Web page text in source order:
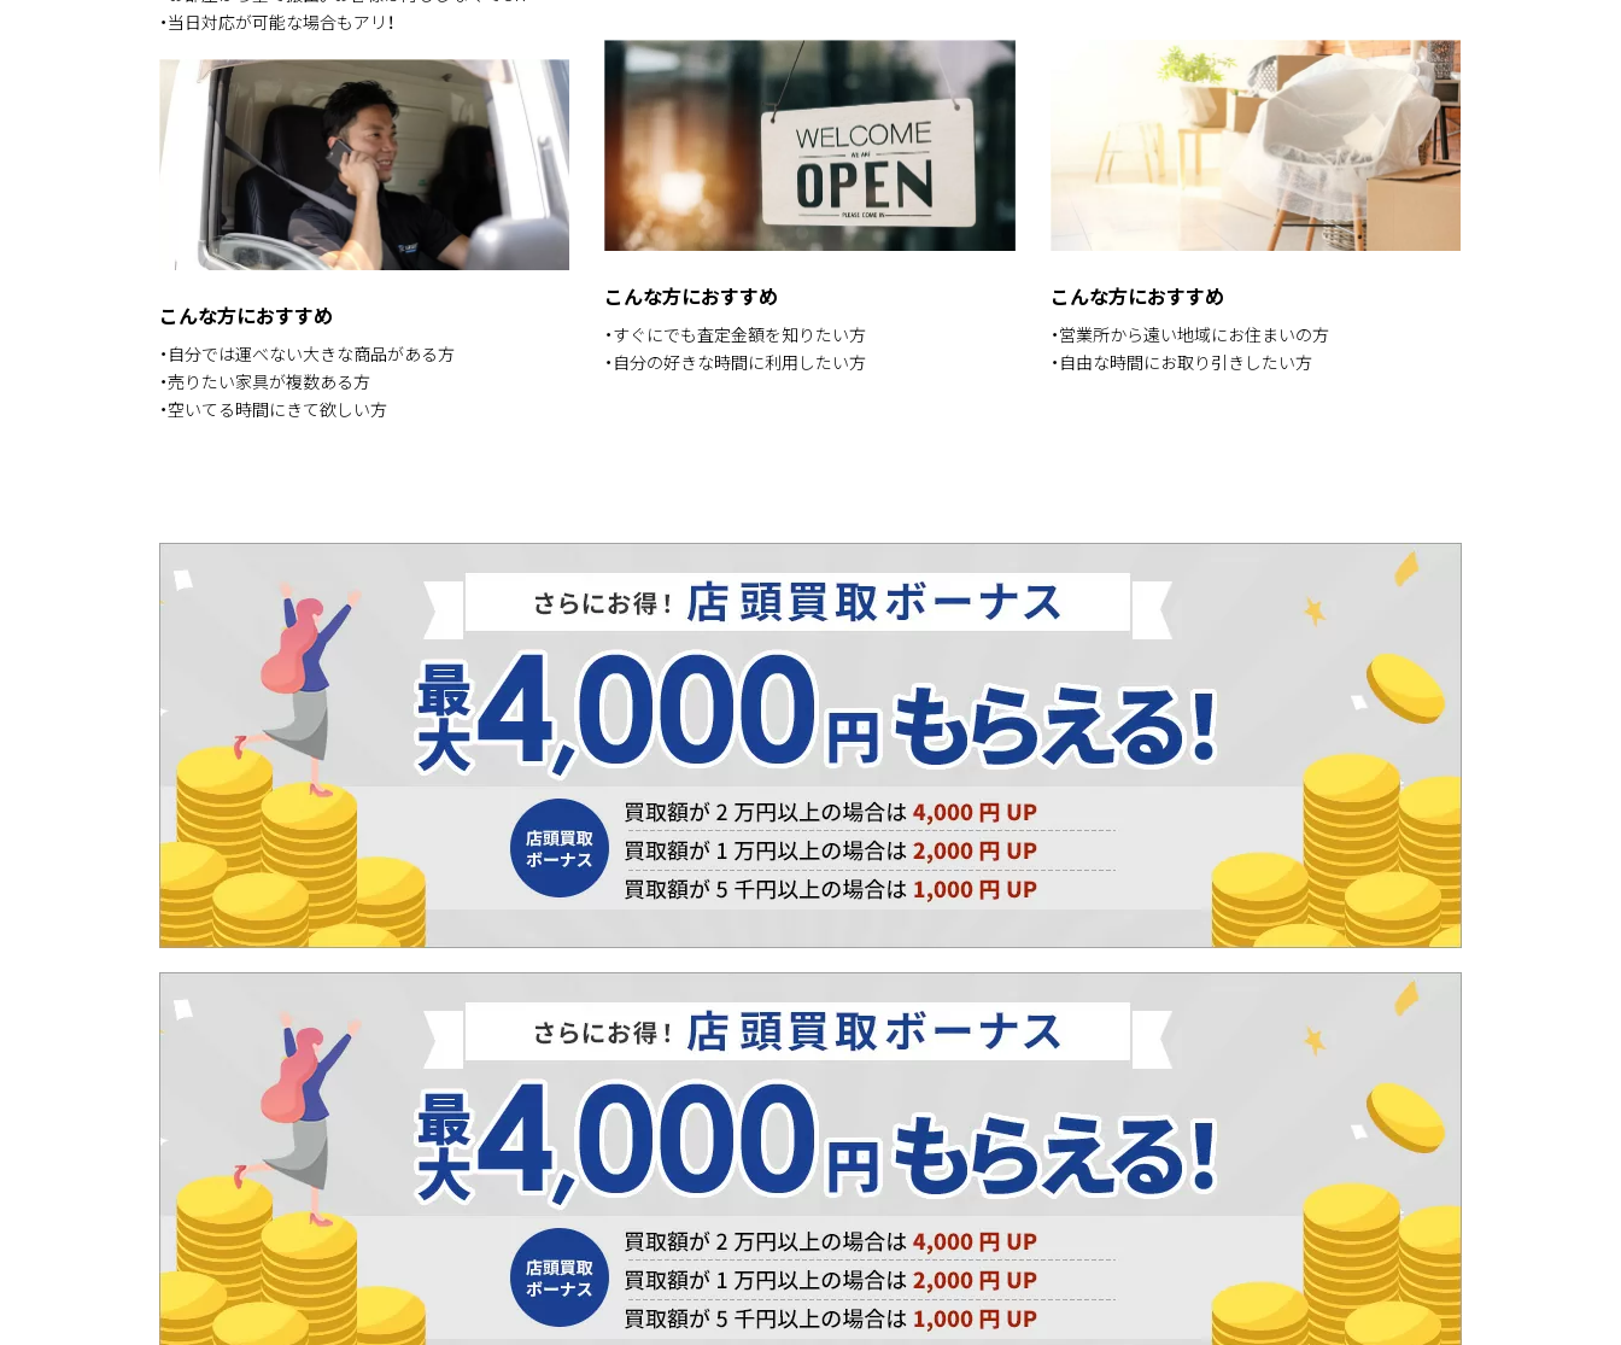
・当日対応が可能な場合もアリ！
こんな方におすすめ
・自分では運べない大きな商品がある方
・売りたい家具が複数ある方
・空いてる時間にきて欲しい方
こんな方におすすめ
・すぐにでも査定金額を知りたい方
・自分の好きな時間に利用したい方
こんな方におすすめ
・営業所から遠い地域にお住まいの方
・自由な時間にお取り引きしたい方